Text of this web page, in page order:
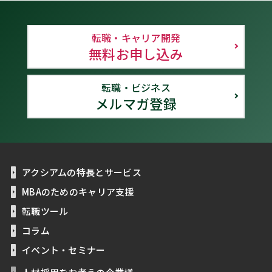
転職・キャリア開発
無料お申し込み
転職・ビジネス
メルマガ登録
アクシアムの特長とサービス
MBAのためのキャリア支援
転職ツール
コラム
イベント・セミナー